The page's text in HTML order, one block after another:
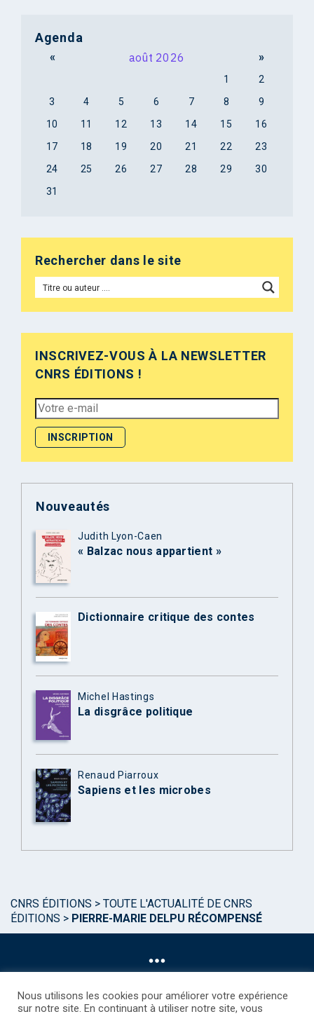
Agenda
« août 2026 »
1
2
3
4 5 6 7 8
9
10
11 12 13 14 15
16
17
18 19 20 21 22
23
24
25 26 27 28 29
30
31
Rechercher dans le site
INSCRIVEZ-VOUS À LA NEWSLETTER
CNRS ÉDITIONS !
Nouveautés
Judith Lyon-Caen
« Balzac nous appartient »
Dictionnaire critique des contes
Michel Hastings
La disgrâce politique
Renaud Piarroux
Sapiens et les microbes
CNRS ÉDITIONS > TOUTE L'ACTUALITÉ DE CNRS
ÉDITIONS > PIERRE-MARIE DELPU RÉCOMPENSÉ
Nous utilisons les cookies pour améliorer votre expérience
sur notre site. En continuant à utiliser notre site, vous